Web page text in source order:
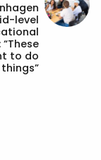
level
to do
things”